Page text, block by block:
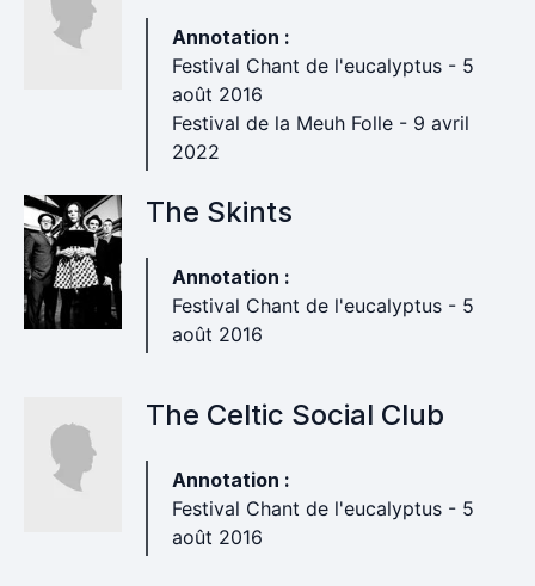
Annotation :
Festival Chant de l'eucalyptus - 5
août 2016
Festival de la Meuh Folle - 9 avril
2022
The Skints
Annotation :
Festival Chant de l'eucalyptus - 5
août 2016
The Celtic Social Club
Annotation :
Festival Chant de l'eucalyptus - 5
août 2016